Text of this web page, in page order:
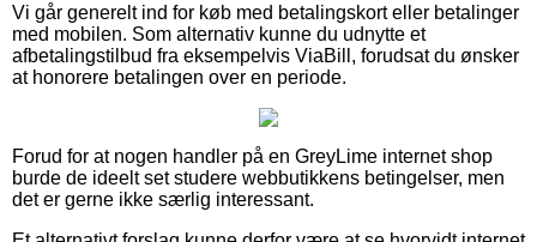
Vi går generelt ind for køb med betalingskort eller betalinger
med mobilen. Som alternativ kunne du udnytte et
afbetalingstilbud fra eksempelvis ViaBill, forudsat du ønsker
at honorere betalingen over en periode.
Forud for at nogen handler på en GreyLime internet shop
burde de ideelt set studere webbutikkens betingelser, men
det er gerne ikke særlig interessant.